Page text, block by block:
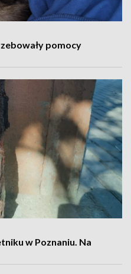
pomocy
w Poznaniu. Na